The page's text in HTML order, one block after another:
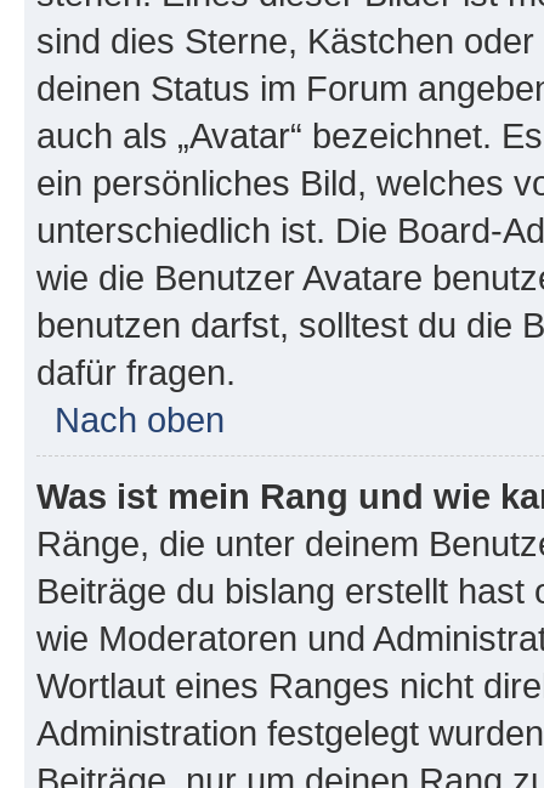
sind dies Sterne, Kästchen
deinen Status im Forum
auch als „Avatar“ bezeichnet.
ein persönliches Bild, welches
unterschiedlich ist. Die Board-
wie die Benutzer Avatare
benutzen darfst, solltest du die
dafür fragen.
Nach oben
Was ist mein Rang und wie
Ränge, die unter deinem
Beiträge du bislang erstellt
wie Moderatoren und
Wortlaut eines Ranges nicht
Administration festgelegt